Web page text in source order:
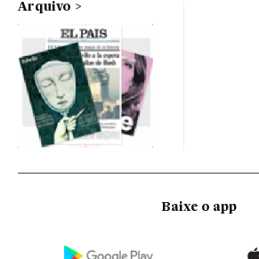
Arquivo
Baixe o app